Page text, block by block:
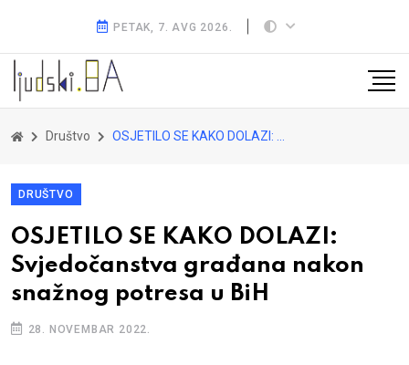
PETAK, 7. AVG 2026.
Društvo OSJETILO SE KAKO DOLAZI: Svjedočanstva građana nakon snažnog potresa u BiH
DRUŠTVO
OSJETILO SE KAKO DOLAZI:
Svjedočanstva građana nakon
snažnog potresa u BiH
28. NOVEMBAR 2022.